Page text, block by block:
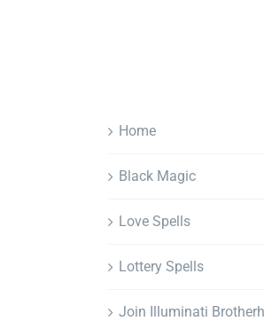
Home
Black Magic
Love Spells
Lottery Spells
Join Illuminati